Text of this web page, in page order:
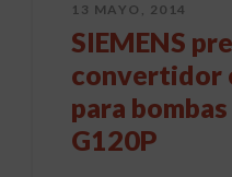
13 MAYO, 2014
SIEMENS
convertidor
para
G120P